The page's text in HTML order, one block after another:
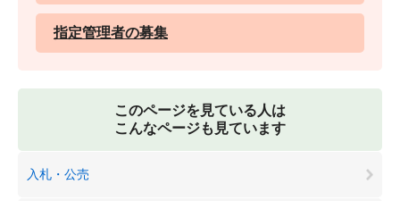
指定管理者の募集
このページを見ている人は
こんなページも見ています
入札・公売